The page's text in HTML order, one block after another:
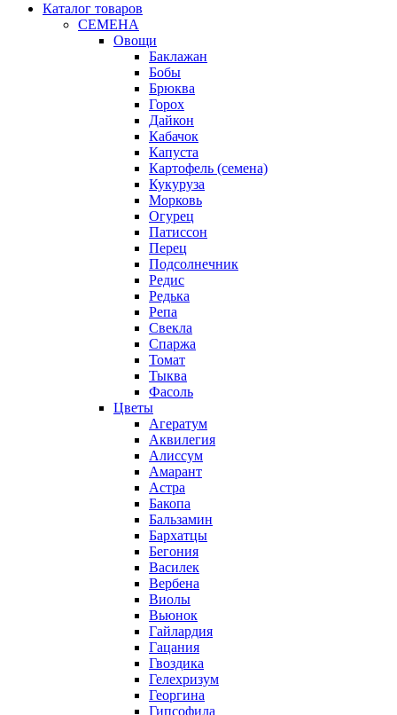
Каталог товаров
СЕМЕНА
Овощи
Баклажан
Бобы
Брюква
Горох
Дайкон
Кабачок
Капуста
Картофель (семена)
Кукуруза
Морковь
Огурец
Патиссон
Перец
Подсолнечник
Редис
Редька
Репа
Свекла
Спаржа
Томат
Тыква
Фасоль
Цветы
Агератум
Аквилегия
Алиссум
Амарант
Астра
Бакопа
Бальзамин
Бархатцы
Бегония
Василек
Вербена
Виолы
Вьюнок
Гайлардия
Гацания
Гвоздика
Гелехризум
Георгина
Гипсофила